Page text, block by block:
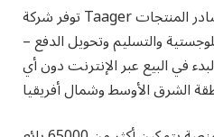
توفر شركة Taager نموذجًا متكاملًا يغطي مصادر المنتجات
والتسليم وتحويل الدفع –
في البيع عبر الإنترنت دون أي